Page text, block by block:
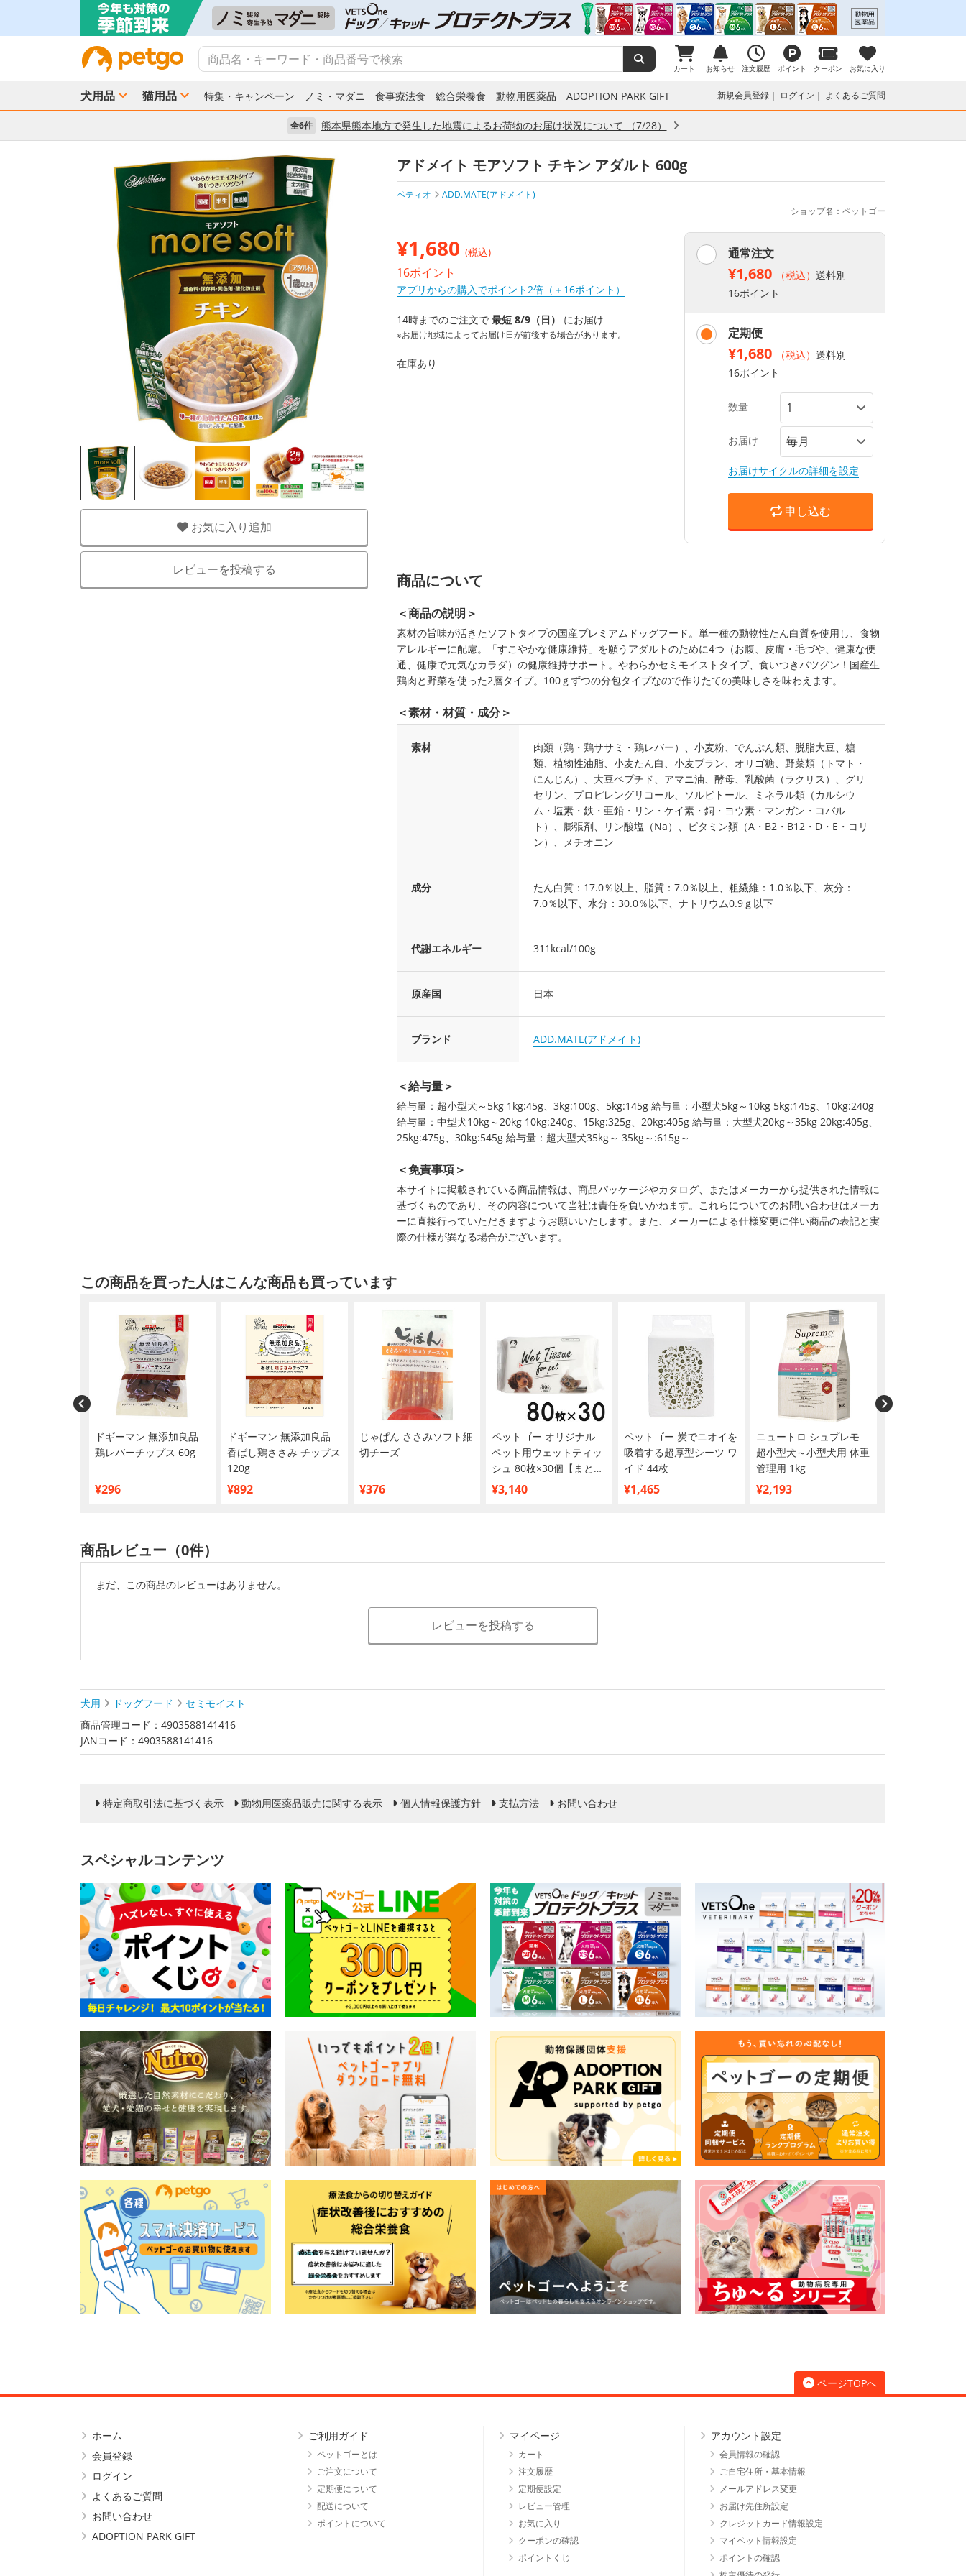
カート お知らせ 注文履歴 ポイント クーポン お気に入り
犬用品 猫用品 特集・キャンペーン ノミ・マダニ 食事療法食 総合栄養食 動物用医薬品 ADOPTION PARK GIFT 新規会員登録 ログイン よくあるご質問
全6件 熊本県熊本地方で発生した地震によるお荷物のお届け状況について （7/28）
お気に入り追加
レビューを投稿する
アドメイト モアソフト チキン アダルト 600g
ペティオ
ADD.MATE(アドメイト)
ショップ名：ペットゴー
¥1,680 (税込)
16ポイント
アプリからの購入でポイント2倍（＋16ポイント）
14時までのご注文で 最短 8/9（日） にお届け
※お届け地域によってお届け日が前後する場合があります。
在庫あり
通常注文
¥1,680 （税込） 送料別
16ポイント
定期便
¥1,680 （税込） 送料別
16ポイント
数量
お届け
お届けサイクルの詳細を設定
申し込む
商品について
＜商品の説明＞
素材の旨味が活きたソフトタイプの国産プレミアムドッグフード。単一種の動物性たん白質を使用し、食物
アレルギーに配慮。「すこやかな健康維持」を願うアダルトのために4つ（お腹、皮膚・毛づや、健康な便
通、健康で元気なカラダ）の健康維持サポート。やわらかセミモイストタイプ、食いつきバツグン！国産生
鶏肉と野菜を使った2層タイプ。100ｇずつの分包タイプなので作りたての美味しさを味わえます。
＜素材・材質・成分＞
素材
肉類（鶏・鶏ササミ・鶏レバー）、小麦粉、でんぷん類、脱脂大豆、糖
類、植物性油脂、小麦たん白、小麦ブラン、オリゴ糖、野菜類（トマト・
にんじん）、大豆ペプチド、アマニ油、酵母、乳酸菌（ラクリス）、グリ
セリン、プロピレングリコール、ソルビトール、ミネラル類（カルシウ
ム・塩素・鉄・亜鉛・リン・ケイ素・銅・ヨウ素・マンガン・コバル
ト）、膨張剤、リン酸塩（Na）、ビタミン類（A・B2・B12・D・E・コリ
ン）、メチオニン
成分
たん白質：17.0％以上、脂質：7.0％以上、粗繊維：1.0％以下、灰分：
7.0％以下、水分：30.0％以下、ナトリウム0.9ｇ以下
代謝エネルギー 311kcal/100g
原産国 日本
ブランド ADD.MATE(アドメイト)
＜給与量＞
給与量：超小型犬～5kg 1kg:45g、3kg:100g、5kg:145g 給与量：小型犬5kg～10kg 5kg:145g、10kg:240g
給与量：中型犬10kg～20kg 10kg:240g、15kg:325g、20kg:405g 給与量：大型犬20kg～35kg 20kg:405g、
25kg:475g、30kg:545g 給与量：超大型犬35kg～ 35kg～:615g～
＜免責事項＞
本サイトに掲載されている商品情報は、商品パッケージやカタログ、またはメーカーから提供された情報に
基づくものであり、その内容について当社は責任を負いかねます。これらについてのお問い合わせはメーカ
ーに直接行っていただきますようお願いいたします。また、メーカーによる仕様変更に伴い商品の表記と実
際の仕様が異なる場合がございます。
この商品を買った人はこんな商品も買っています
ドギーマン 無添加良品
鶏レバーチップス 60g
¥296
ドギーマン 無添加良品
香ばし鶏ささみ チップス
120g
¥892
じゃぱん ささみソフト細
切チーズ
¥376
ペットゴー オリジナル
ペット用ウェットティッ
シュ 80枚×30個【まとめ
買い】
¥3,140
ペットゴー 炭でニオイを
吸着する超厚型シーツ ワ
イド 44枚
¥1,465
ニュートロ シュプレモ
超小型犬～小型犬用 体重
管理用 1kg
¥2,193
商品レビュー（0件）
まだ、この商品のレビューはありません。
レビューを投稿する
犬用 ドッグフード
セミモイスト
商品管理コード：4903588141416
JANコード：4903588141416
特定商取引法に基づく表示 動物用医薬品販売に関する表示 個人情報保護方針 支払方法 お問い合わせ
スペシャルコンテンツ
ページTOPへ
ホーム
会員登録
ログイン
よくあるご質問
お問い合わせ
ADOPTION PARK GIFT
ご利用ガイド
ペットゴーとは
ご注文について
定期便について
配送について
ポイントについて
マイページ
カート
注文履歴
定期便設定
レビュー管理
お気に入り
クーポンの確認
ポイントくじ
アカウント設定
会員情報の確認
ご自宅住所・基本情報
メールアドレス変更
お届け先住所設定
クレジットカード情報設定
マイペット情報設定
ポイントの確認